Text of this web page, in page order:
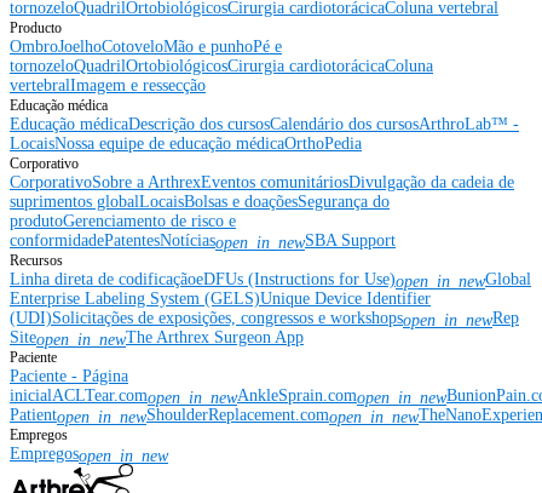
tornozeloQuadrilOrtobiológicosCirurgia cardiotorácicaColuna vertebral
Producto
OmbroJoelhoCotoveloMão e punhoPé e
tornozeloQuadrilOrtobiológicosCirurgia cardiotorácicaColuna
vertebralImagem e ressecção
Educação médica
Educação médicaDescrição dos cursosCalendário dos cursosArthroLab™ -
LocaisNossa equipe de educação médicaOrthoPedia
Corporativo
CorporativoSobre a ArthrexEventos comunitáriosDivulgação da cadeia de
suprimentos globalLocaisBolsas e doaçõesSegurança do
produtoGerenciamento de risco e
conformidadePatentesNotíciasopen_in_newSBA Support
Recursos
Linha direta de codificaçãoeDFUs (Instructions for Use)open_in_newGlobal
Enterprise Labeling System (GELS)Unique Device Identifier
(UDI)Solicitações de exposições, congressos e workshopsopen_in_newRep
Siteopen_in_newThe Arthrex Surgeon App
Paciente
Paciente - Página
inicialACLTear.comopen_in_newAnkleSprain.comopen_in_new
Patientopen_in_newShoulderReplacement.comopen_in_new
Empregos
Empregosopen_in_new